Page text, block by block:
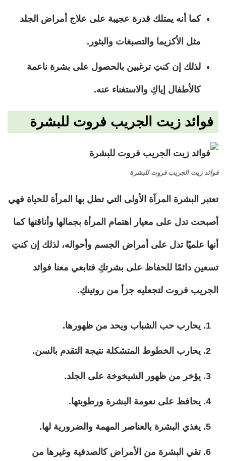
كما أنه يمتلك قدرة عجيبة على علاج أمراض الجلد
مثل الأكزيما والتصبغات والبثور.
لذلك إن كنتِ ترغبين بالحصول على بشرة ناعمة
كالأطفال إياكِ والاستغناء عنه.
فوائد زيت الجريب فروت للبشرة
فوائد زيت الجريب فروت للبشرة
تعتبر البشرة المرآة الأولى التي تطل بها المرأة للحياة فهي
أصبحت تدل على معيار اهتمام المرأة بجمالها وأناقتها كما
أنها علميًا تدل على أمراض الجسم وأحواله، لذلك إن كنتِ
تسعين دائمًا للحفاظ على بشرتكِ فتابعي معنا فوائد
الجريب فروت لتجعليه جزأ من روتينكِ.
يحارب حب الشباب ويحد من ظهورها.
يحارب الخطوط المتشكلة نتيجة التقدم بالسن.
يؤخر من ظهور الشيخوخة على الجلد.
يحافظ على نعومة البشرة ورطوبتها.
يغذي البشرة بالعناصر المهمة والضرورية لها.
تقي البشرة من الأمراض كالصدفية وغيرها من